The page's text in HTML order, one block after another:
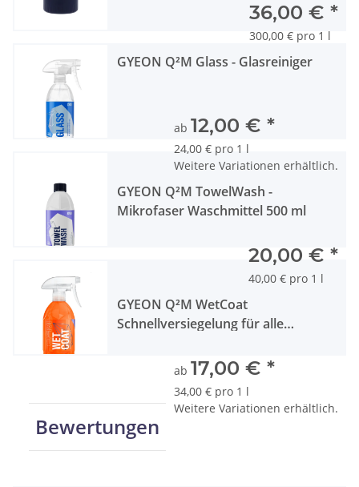
36,00 € *
300,00 € pro 1 l
GYEON Q²M Glass - Glasreiniger
ab 12,00 € *
24,00 € pro 1 l
Weitere Variationen erhältlich.
GYEON Q²M TowelWash -
Mikrofaser Waschmittel 500 ml
20,00 € *
40,00 € pro 1 l
GYEON Q²M WetCoat
Schnellversiegelung für alle
ab 17,00 € *
34,00 € pro 1 l
Weitere Variationen erhältlich.
Bewertungen